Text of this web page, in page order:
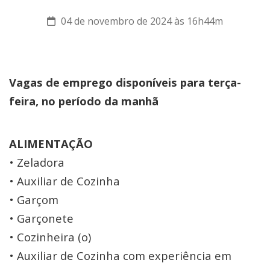
04 de novembro de 2024 às 16h44m
Vagas de emprego disponíveis para terça-
feira, no período da manhã
ALIMENTAÇÃO
• Zeladora
• Auxiliar de Cozinha
• Garçom
• Garçonete
• Cozinheira (o)
• Auxiliar de Cozinha com experiência em